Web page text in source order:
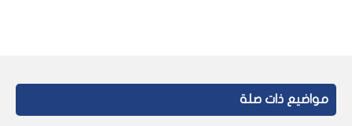
مواضيع ذات صلة